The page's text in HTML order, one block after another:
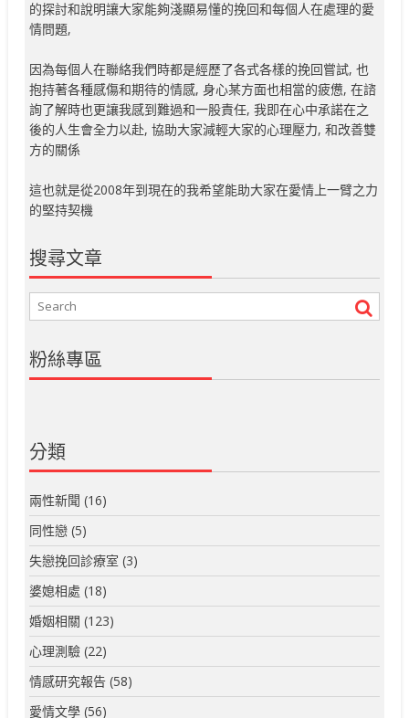
的探討和說明讓大家能夠淺顯易懂的挽回和每個人在處理的愛
情問題,
因為每個人在聯絡我們時都是經歷了各式各樣的挽回嘗試, 也
抱持著各種感傷和期待的情感, 身心某方面也相當的疲憊, 在諮
詢了解時也更讓我感到難過和一股責任, 我即在心中承諾在之
後的人生會全力以赴, 協助大家減輕大家的心理壓力, 和改善雙
方的關係
這也就是從2008年到現在的我希望能助大家在愛情上一臂之力
的堅持契機
搜尋文章
粉絲專區
分類
兩性新聞 (16)
同性戀 (5)
失戀挽回診療室 (3)
婆媳相處 (18)
婚姻相關 (123)
心理測驗 (22)
情感研究報告 (58)
愛情文學 (56)